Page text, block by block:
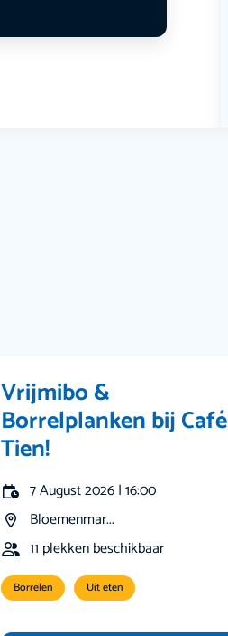
Vrijmibo &
Borrelplanken bij Café
Tien!
7 August 2026 | 16:00
Bloemenmar...
11 plekken beschikbaar
Borrelen Uit eten